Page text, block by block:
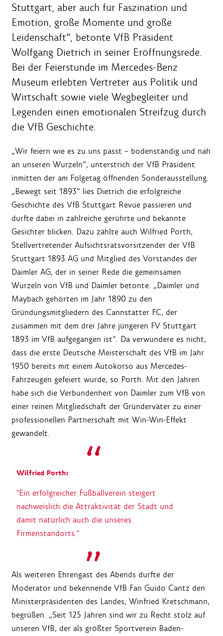
Stuttgart, aber auch für Faszination und
Emotion, große Momente und große
Leidenschaft“, betonte VfB Präsident
Wolfgang Dietrich in seiner Eröffnungsrede.
Bei der Feierstunde im Mercedes-Benz
Museum erlebten Vertreter aus Politik und
Wirtschaft sowie viele Wegbegleiter und
Legenden einen emotionalen Streifzug durch
die VfB Geschichte.
„Wir feiern wie es zu uns passt – bodenständig und nah
an unseren Wurzeln“, unterstrich der VfB Präsident
inmitten der am Folgetag öffnenden Sonderausstellung.
„Bewegt seit 1893“ lies Dietrich die erfolgreiche
Geschichte des VfB Stuttgart Revue passieren und
durfte dabei in zahlreiche gerührte und bekannte
Gesichter blicken. Dazu zählte auch Wilfried Porth,
Stellvertretender Aufsichtsratsvorsitzender der VfB
Stuttgart 1893 AG und Mitglied des Vorstandes der
Daimler AG, der in seiner Rede die gemeinsamen
Wurzeln von VfB und Daimler betonte. „Daimler und
Maybach gehörten im Jahr 1890 zu den
Gründungsmitgliedern des Cannstatter FC, der
zusammen mit dem drei Jahre jüngeren FV Stuttgart
1893 im VfB aufgegangen ist“. Da verwundere es nicht,
dass die erste Deutsche Meisterschaft des VfB im Jahr
1950 bereits mit einem Autokorso aus Mercedes-
Fahrzeugen gefeiert wurde, so Porth. Mit den Jahren
habe sich die Verbundenheit von Daimler zum VfB von
einer reinen Mitgliedschaft der Gründerväter zu einer
professionellen Partnerschaft mit Win-Win-Effekt
gewandelt.
Wilfried Porth:
"Ein erfolgreicher Fußballverein steigert
nachweislich die Attraktivität der Stadt und
damit natürlich auch die unseres
Firmenstandorts."
Als weiteren Ehrengast des Abends durfte der
Moderator und bekennende VfB Fan Guido Cantz den
Ministerpräsidenten des Landes, Winfried Kretschmann,
begrüßen. „Seit 125 Jahren sind wir zu Recht stolz auf
unseren VfB, der als größter Sportverein Baden-